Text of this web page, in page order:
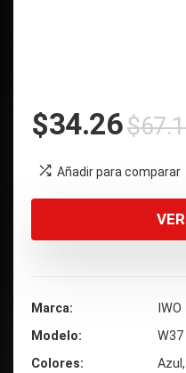
$
$34.26
Añadir para comparar
Marca
IWO
Modelo
Colores